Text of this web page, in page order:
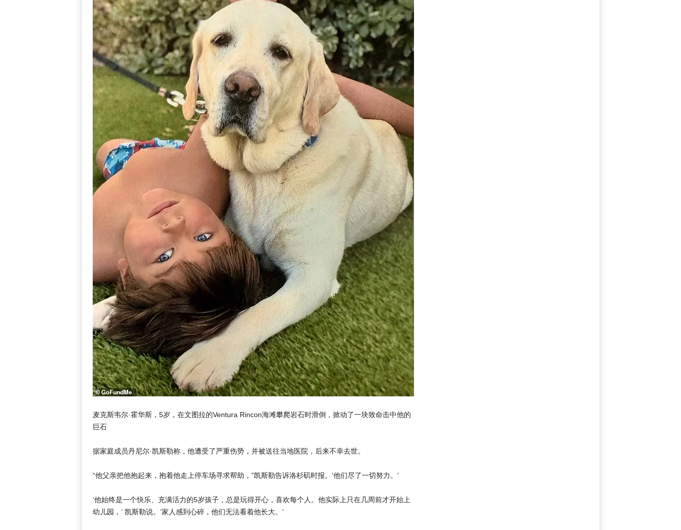
麦克斯韦尔·霍华斯，5岁，在文图拉的Ventura Rincon海滩攀爬岩石时滑倒，掀动了一块致命击中他的
巨石
据家庭成员丹尼尔·凯斯勒称，他遭受了严重伤势，并被送往当地医院，后来不幸去世。
“他父亲把他抱起来，抱着他走上停车场寻求帮助，”凯斯勒告诉洛杉矶时报。’他们尽了一切努力。’
‘他始终是一个快乐、充满活力的5岁孩子，总是玩得开心，喜欢每个人。他实际上只在几周前才开始上
幼儿园，’ 凯斯勒说。’家人感到心碎，他们无法看着他长大。’